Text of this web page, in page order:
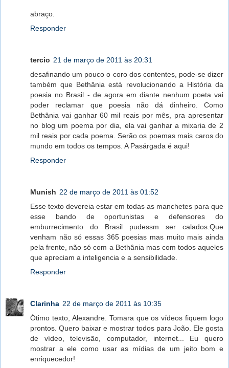
abraço.
Responder
tercio 21 de março de 2011 às 20:31
desafinando um pouco o coro dos contentes, pode-se dizer
também que Bethânia está revolucionando a História da
poesia no Brasil - de agora em diante nenhum poeta vai
poder reclamar que poesia não dá dinheiro. Como
Bethânia vai ganhar 60 mil reais por mês, pra apresentar
no blog um poema por dia, ela vai ganhar a mixaria de 2
mil reais por cada poema. Serão os poemas mais caros do
mundo em todos os tempos. A Pasárgada é aqui!
Responder
Munish 22 de março de 2011 às 01:52
Esse texto devereia estar em todas as manchetes para que
esse bando de oportunistas e defensores do
emburrecimento do Brasil pudessm ser calados.Que
venham não só essas 365 poesias mas muito mais ainda
pela frente, não só com a Bethânia mas com todos aqueles
que apreciam a inteligencia e a sensibilidade.
Responder
Clarinha 22 de março de 2011 às 10:35
Ótimo texto, Alexandre. Tomara que os vídeos fiquem logo
prontos. Quero baixar e mostrar todos para João. Ele gosta
de vídeo, televisão, computador, internet... Eu quero
mostrar a ele como usar as mídias de um jeito bom e
enriquecedor!